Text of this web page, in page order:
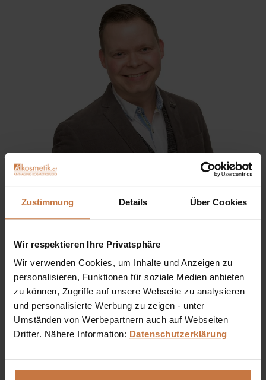
Zustimmung Details Über Cookies
Wir respektieren Ihre Privatsphäre
Wir verwenden Cookies, um Inhalte und Anzeigen zu
personalisieren, Funktionen für soziale Medien anbieten
zu können, Zugriffe auf unsere Webseite zu analysieren
und personalisierte Werbung zu zeigen - unter
Umständen von Werbepartnern auch auf Webseiten
Dritter. Nähere Information: Datenschutzerklärung
Sie haben eine Frage? Sie wünschen sich eine
Produktberatung oder wollen nur wissen, wie man das
kosmetische Produkt richtig anwendet?
Ich stehe Ihnen gerne persönlich zur Verfügung:
+43 (0)699 17 310 310
Dennis Grischek, Inhaber Kosmetikstudio in Graz & kosmetik.at